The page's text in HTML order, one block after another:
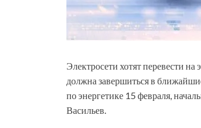
Электросети хотят перевести
должна завершиться в
по энергетике 15 февраля,
Васильев.